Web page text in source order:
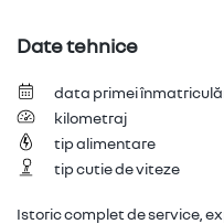
Date tehnice
data primei
kilometraj
tip alimentare
tip cutie de viteze
Istoric complet de service,